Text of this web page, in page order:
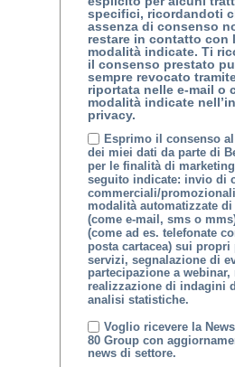
specifici, ricordandoti
assenza di consenso
restare in contatto con
modalità indicate. Ti
il consenso prestato
sempre revocato
riportata nelle e-mail o
modalità indicate
privacy.
Esprimo il consenso
dei miei dati da parte di
per le finalità di
seguito indicate: invio di
commerciali/
modalità automatizzate
(come e-mail, sms o
(come ad es. telefonate
posta cartacea) sui propri
servizi, segnalazione di
partecipazione a webinar,
realizzazione di indagini
analisi statistiche.
Voglio ricevere la
80 Group con
news di settore.